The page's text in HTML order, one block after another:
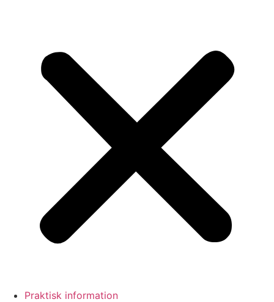
Praktisk information